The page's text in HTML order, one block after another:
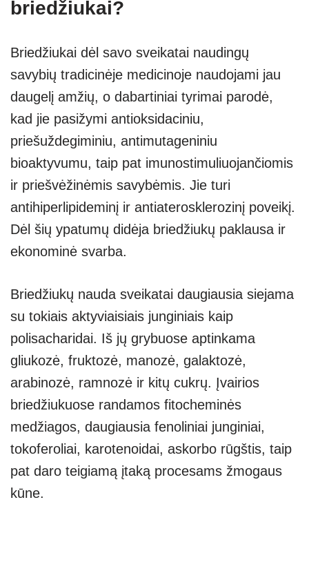
briedžiukai?
Briedžiukai dėl savo sveikatai naudingų
savybių tradicinėje medicinoje naudojami jau
daugelį amžių, o dabartiniai tyrimai parodė,
kad jie pasižymi antioksidaciniu,
priešuždegiminiu, antimutageniniu
bioaktyvumu, taip pat imunostimuliuojančiomis
ir priešvėžinėmis savybėmis. Jie turi
antihiperlipideminį ir antiaterosklerozinį poveikį.
Dėl šių ypatumų didėja briedžiukų paklausa ir
ekonominė svarba.
Briedžiukų nauda sveikatai daugiausia siejama
su tokiais aktyviaisiais junginiais kaip
polisacharidai. Iš jų grybuose aptinkama
gliukozė, fruktozė, manozė, galaktozė,
arabinozė, ramnozė ir kitų cukrų. Įvairios
briedžiukuose randamos fitocheminės
medžiagos, daugiausia fenoliniai junginiai,
tokoferoliai, karotenoidai, askorbo rūgštis, taip
pat daro teigiamą įtaką procesams žmogaus
kūne.